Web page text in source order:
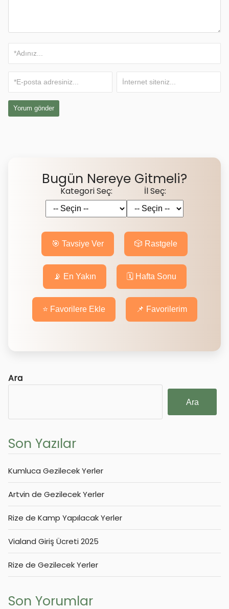
Bugün Nereye Gitmeli?
Kategori Seç: İl Seç:
🎯 Tavsiye Ver 🎲 Rastgele
📡 En Yakın 🗓️ Hafta Sonu
⭐ Favorilere Ekle 📌 Favorilerim
Ara
Ara
Son Yazılar
Kumluca Gezilecek Yerler
Artvin de Gezilecek Yerler
Rize de Kamp Yapılacak Yerler
Vialand Giriş Ücreti 2025
Rize de Gezilecek Yerler
Son Yorumlar